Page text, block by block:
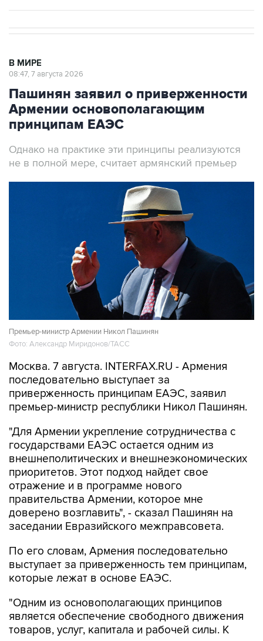
В МИРЕ
08:47, 7 августа 2026
Пашинян заявил о приверженности
Армении основополагающим
принципам ЕАЭС
Однако на практике эти принципы реализуются
не в полной мере, считает армянский премьер
Премьер-министр Армении Никол Пашинян
Фото: Александр Миридонов/ТАСС
Москва. 7 августа. INTERFAX.RU - Армения
последовательно выступает за
приверженность принципам ЕАЭС, заявил
премьер-министр республики Никол Пашинян.
"Для Армении укрепление сотрудничества с
государствами ЕАЭС остается одним из
внешнеполитических и внешнеэкономических
приоритетов. Этот подход найдет свое
отражение и в программе нового
правительства Армении, которое мне
доверено возглавить", - сказал Пашинян на
заседании Евразийского межправсовета.
По его словам, Армения последовательно
выступает за приверженность тем принципам,
которые лежат в основе ЕАЭС.
"Одним из основополагающих принципов
является обеспечение свободного движения
товаров, услуг, капитала и рабочей силы. К